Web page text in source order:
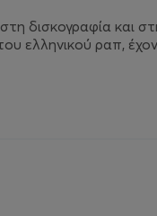
δισκογραφία και
ελληνικού ραπ,